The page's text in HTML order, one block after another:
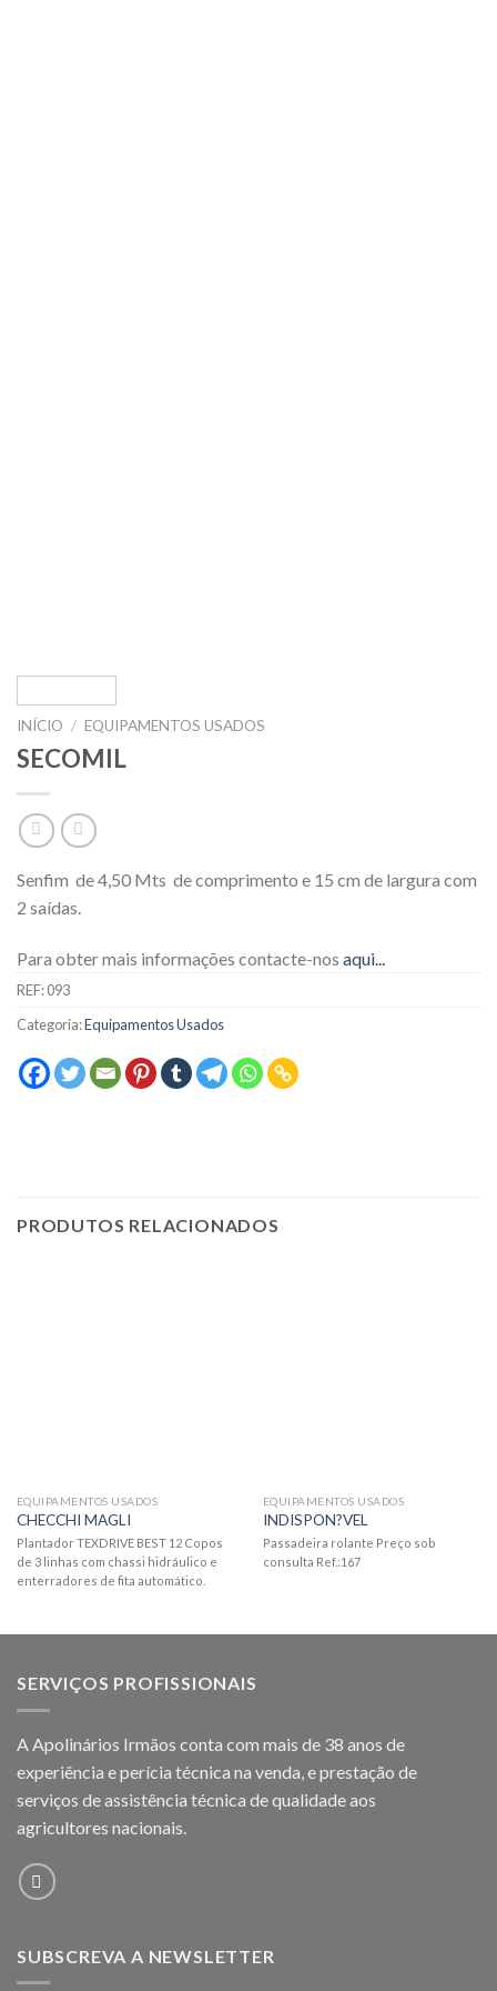
INÍCIO / EQUIPAMENTOS USADOS
SECOMIL
Senfim de 4,50 Mts de comprimento e 15 cm de largura com
2 saídas.
Para obter mais informações contacte-nos aqui...
REF:093
Categoria:Equipamentos Usados
PRODUTOS RELACIONADOS
EQUIPAMENTOS USADOS
CHECCHI MAGLI
Plantador TEXDRIVE BEST 12 Copos
de 3 linhas com chassi hidráulico e
enterradores de fita automático.
EQUIPAMENTOS USADOS
INDISPON?VEL
Passadeira rolante Preço sob
consulta Ref.:167
SERVIÇOS PROFISSIONAIS
A Apolinários Irmãos conta com mais de 38 anos de
experiência e perícia técnica na venda, e prestação de
serviços de assistência técnica de qualidade aos
agricultores nacionais.
SUBSCREVA A NEWSLETTER